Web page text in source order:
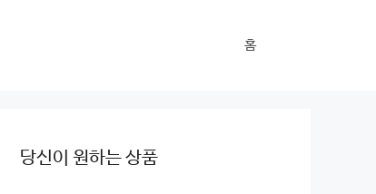
홈
당신이 원하는 상품